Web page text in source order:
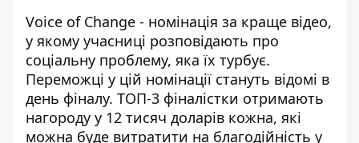
Voice of Change - номінація за краще відео,
у якому учасниці розповідають про
соціальну проблему, яка їх турбує.
Переможці у цій номінації стануть відомі в
день фіналу. ТОП-3 фіналістки отримають
нагороду у 12 тисяч доларів кожна, які
можна буде витратити на благодійність у